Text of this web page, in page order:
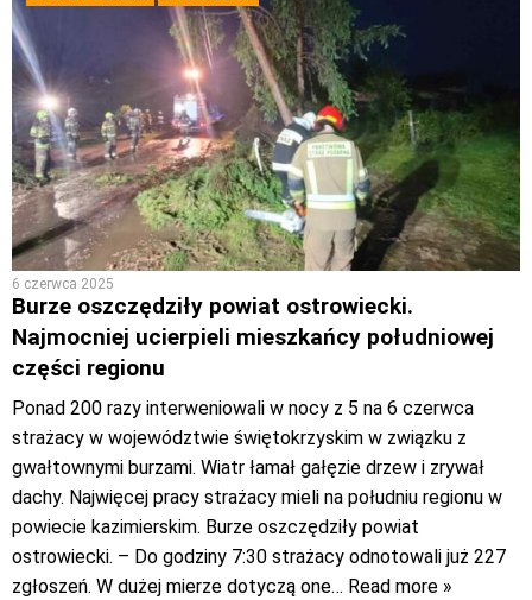
6 czerwca 2025
Burze oszczędziły powiat ostrowiecki.
Najmocniej ucierpieli mieszkańcy południowej
części regionu
Ponad 200 razy interweniowali w nocy z 5 na 6 czerwca
strażacy w województwie świętokrzyskim w związku z
gwałtownymi burzami. Wiatr łamał gałęzie drzew i zrywał
dachy. Najwięcej pracy strażacy mieli na południu regionu w
powiecie kazimierskim. Burze oszczędziły powiat
ostrowiecki. – Do godziny 7:30 strażacy odnotowali już 227
zgłoszeń. W dużej mierze dotyczą one… Read more »